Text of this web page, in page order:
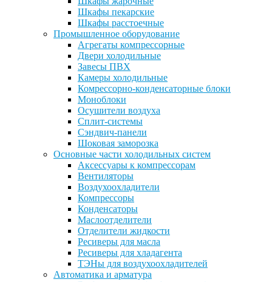
Шкафы пекарские
Шкафы расстоечные
Промышленное оборудование
Агрегаты компрессорные
Двери холодильные
Завесы ПВХ
Камеры холодильные
Комрессорно-конденсаторные блоки
Моноблоки
Осушители воздуха
Сплит-системы
Сэндвич-панели
Шоковая заморозка
Основные части холодильных систем
Аксессуары к компрессорам
Вентиляторы
Воздухоохладители
Компрессоры
Конденсаторы
Маслоотделители
Отделители жидкости
Ресиверы для масла
Ресиверы для хладагента
ТЭНы для воздухоохладителей
Автоматика и арматура